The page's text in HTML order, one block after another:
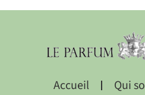
Accueil
Qui